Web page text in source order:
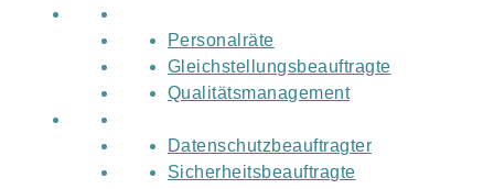
Personalräte
Gleichstellungsbeauftragte
Qualitätsmanagement
Datenschutzbeauftragter
Sicherheitsbeauftragte